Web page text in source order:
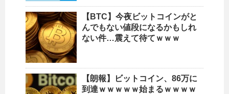
【BTC】今夜ビットコインがと
んでもない値段になるかもしれ
ない件…震えて待てｗｗｗ
【朗報】ビットコイン、86万に
到達ｗｗｗｗｗ始まるｗｗｗｗ